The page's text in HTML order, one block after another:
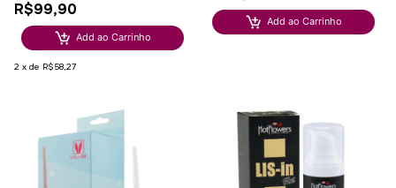
R$99,90
Add ao Carrinho
2 x de R$58,27
Add ao Carrinho